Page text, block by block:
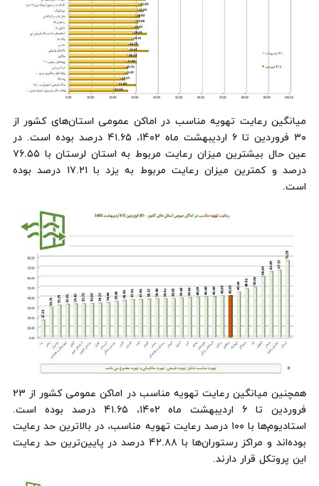
میانگین رعایت تهویه مناسب در اماکن عمومی استان‌های کشور از
۳۰ فروردین تا ۶ اردیبهشت ماه ۱۴۰۲، ۴۱.۶۵ درصد بوده است. در
عین حال بیشترین میزان رعایت مربوط به استان لرستان با ۷۶.۵۵
درصد و کمترین میزان رعایت مربوط به یزد با ۱۷.۲۱ درصد بوده
است.
همچنین میانگین رعایت تهویه مناسب در اماکن عمومی کشور از ۲۳
فروردین تا ۶ اردیبهشت ماه ۱۴۰۲، ۴۱.۶۵ درصد بوده است.
استادیوم‌ها با ۱۰۰ درصد رعایت تهویه مناسب، در بالاترین حد رعایت
بوده‌اند و مراکز رستوران‌ها با ۴۲.۸۸ درصد در پایین‌ترین حد رعایت
این پروتکل قرار دارند.